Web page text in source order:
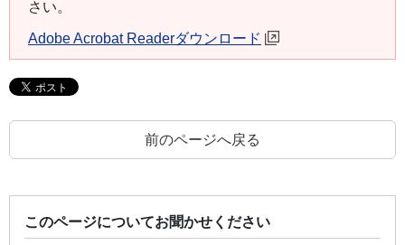
さい。
Adobe Acrobat Readerダウンロード
前のページへ戻る
このページについてお聞かせください